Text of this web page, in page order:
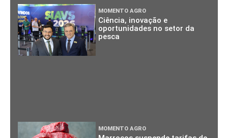
MOMENTO AGRO
Ciência, inovação e
oportunidades no setor da
pesca
MOMENTO AGRO